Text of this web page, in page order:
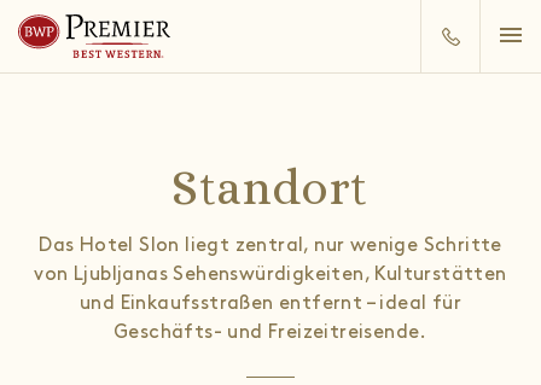
Standort
Das Hotel Slon liegt zentral, nur wenige Schritte
von Ljubljanas Sehenswürdigkeiten, Kulturstätten
und Einkaufsstraßen entfernt – ideal für
Geschäfts- und Freizeitreisende.